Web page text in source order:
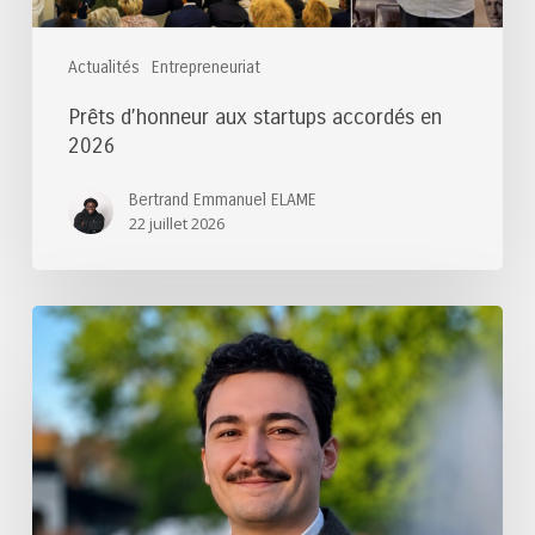
Actualités Entrepreneuriat
Prêts d’honneur aux startups accordés en
2026
Bertrand Emmanuel ELAME
22 juillet 2026
Félicitations
lauréat
du
Prix
de
thèse